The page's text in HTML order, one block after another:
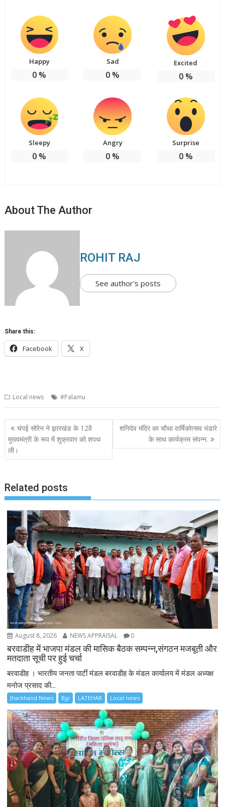
Happy
0 %
Sad
0 %
Excited
0%
Sleepy
0 %
Angry
0 %
Surprise
0%
About The Author
ROHIT RAJ
See author's posts
Share this:
Facebook X
Local news #Palamu
Post
navigation
चंपई सोरेन ने झारखंड के 12वें
मुख्यमंत्री के रूप में शुक्रवार को शपथ
ली।
शनिदेव मंदिर का चौथा वार्षिकोत्सव भंडारे
के साथ कार्यक्रम संपन्न.
Related posts
August 8, 2026 NEWS APPRAISAL 0
बरवाडीह में भाजपा मंडल की मासिक बैठक सम्पन्न,संगठन मजबूती और
मतदाता सूची पर हुई चर्चा
बरवाडीह । भारतीय जनता पार्टी मंडल बरवाडीह के मंडल कार्यालय में मंडल अध्यक्ष
मनोज प्रसाद की...
Jharkhand News Bjp LATEHAR Local news